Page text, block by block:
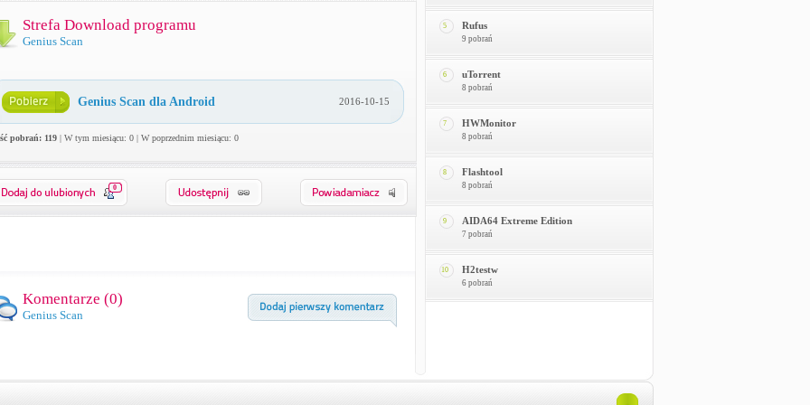
Strefa Download programu
Genius Scan
Genius Scan dla Android 2016-10-15
pobrań: 119| W tym miesiącu: 0 | W poprzednim miesiącu: 0
0
Komentarze (0)
Genius Scan
5 Rufus
9 pobrań
6 uTorrent
8 pobrań
7 HWMonitor
8 pobrań
8 Flashtool
8 pobrań
9 AIDA64 Extreme Edition
7 pobrań
10 H2testw
6 pobrań